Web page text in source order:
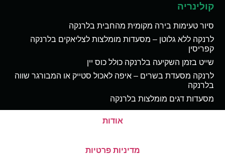
קולינריה
סיור טעימות בירה מקומית מהחבית בלרנקה
לרנקה ללא גלוטן – מסעדות מומלצות לצליאקים בלרנקה
קפריסין
שייט בזמן השקיעה בלרנקה כולל כוס יין
לרנקה מסעדת בשרים – איפה לאכול סטייק או המבורגר שווה
בלרנקה
מסעדות דגים מומלצות בלרנקה
אודות
מדיניות פרטיות